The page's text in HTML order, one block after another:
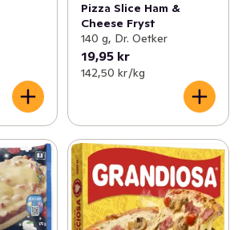
Pizza Slice Ham &
Cheese Fryst
140 g, Dr. Oetker
19,95 kr
142,50 kr /kg